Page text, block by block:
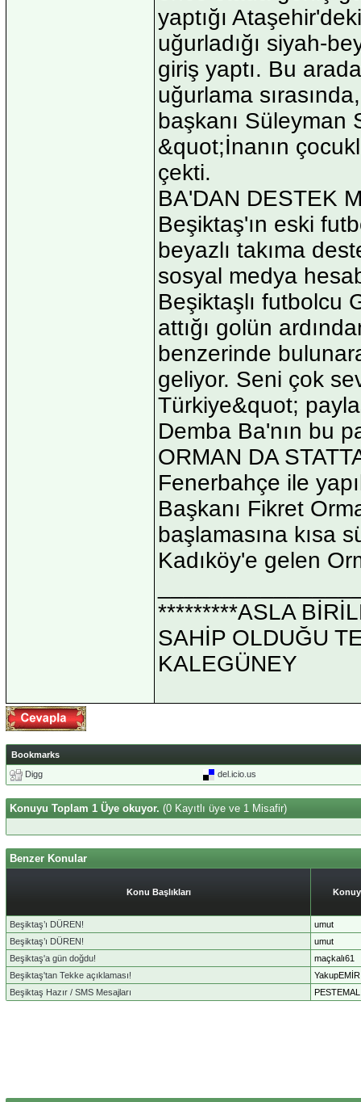
yaptığı
uğurladığı siyah-
giriş yaptı. Bu
uğurlama
başkanı Süleyman
&quot;İnanın
çekti.
BA'DAN DESTEK
Beşiktaş'ın eski
beyazlı takıma
sosyal medya
Beşiktaşlı futbolcu
attığı golün
benzerinde
geliyor. Seni çok
Türkiye&quot;
Demba Ba'nın bu
ORMAN DA
Fenerbahçe ile
Başkanı Fikret
başlamasına kısa
Kadıköy'e gelen
*********ASLA
SAHİP OLDUĞU
KALEGÜNEY
Bookmarks
Digg
del.icio.us
Konuyu Toplam 1 Üye okuyor. (0 Kayıtlı üye ve 1 Misafir)
Benzer Konular
Konu Başlıkları
Beşiktaş’ı DÜREN!
umut
Beşiktaş’ı DÜREN!
umut
Beşiktaş'a gün doğdu!
maçkalı61
Beşiktaş'tan Tekke açıklaması!
YakupEMİR
Beşiktaş Hazır / SMS Mesajları
PESTEMAL